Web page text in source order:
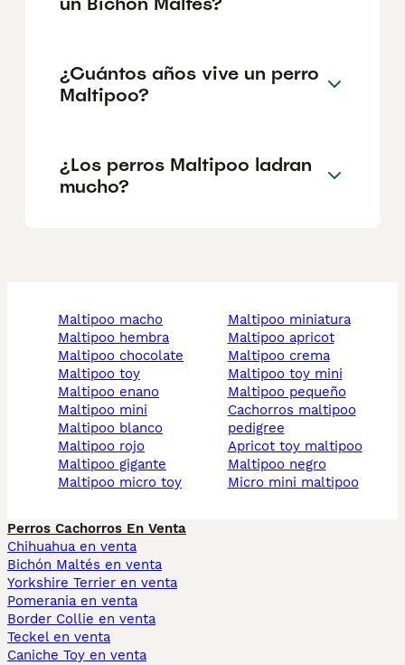
¿Cuántos años vive un perro
Maltipoo?
¿Los perros Maltipoo ladran
mucho?
maltipoo macho
maltipoo hembra
maltipoo chocolate
maltipoo toy
maltipoo enano
maltipoo mini
maltipoo blanco
maltipoo rojo
maltipoo gigante
maltipoo micro toy
maltipoo miniatura
maltipoo apricot
maltipoo crema
maltipoo toy mini
maltipoo pequeño
cachorros maltipoo
pedigree
apricot toy maltipoo
maltipoo negro
micro mini maltipoo
Perros Cachorros En Venta
Chihuahua en venta
Bichón Maltés en venta
Yorkshire Terrier en venta
Pomerania en venta
Border Collie en venta
Teckel en venta
Caniche Toy en venta